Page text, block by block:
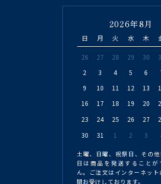
2026年8月
日 月 火 水 木
26 27 28 29 30
2
3 4 5 6
9
10 11 12 13
16
17 18 19 20
23
24 25 26 27
30
31 1 2 3
土曜、日曜、祝祭日、その
日は商品を発送することが
ん。ご注文はインターネッ
間お受けしております。